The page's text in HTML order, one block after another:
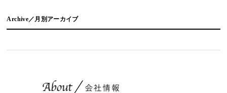
Archive／月別アーカイブ